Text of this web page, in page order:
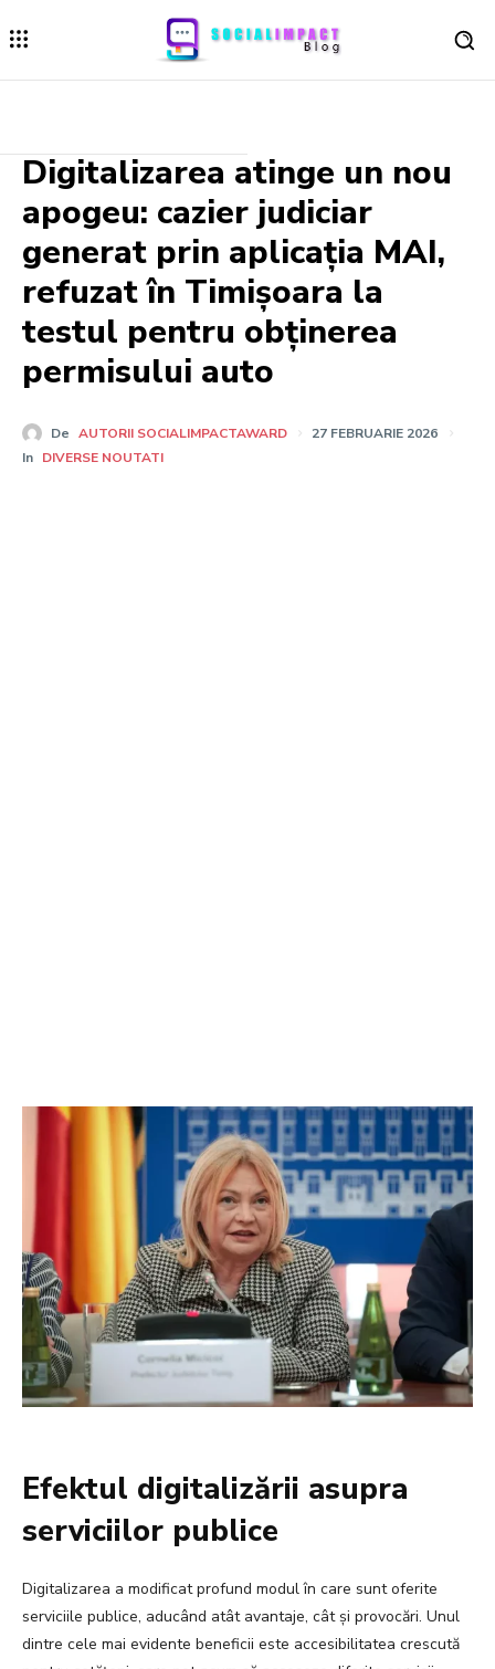
Digitalizarea atinge un nou
apogeu: cazier judiciar
generat prin aplicația MAI,
refuzat în Timișoara la
testul pentru obținerea
permisului auto
De AUTORII SOCIALIMPACTAWARD
27 FEBRUARIE 2026
In DIVERSE NOUTATI
Efektul digitalizării asupra
serviciilor publice
Digitalizarea a modificat profund modul în care sunt oferite
serviciile publice, aducând atât avantaje, cât și provocări. Unul
dintre cele mai evidente beneficii este accesibilitatea crescută